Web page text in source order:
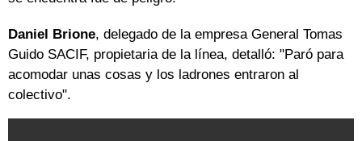
Daniel Brione, delegado de la empresa General Tomas
Guido SACIF, propietaria de la línea, detalló: "Paró para
acomodar unas cosas y los ladrones entraron al
colectivo".